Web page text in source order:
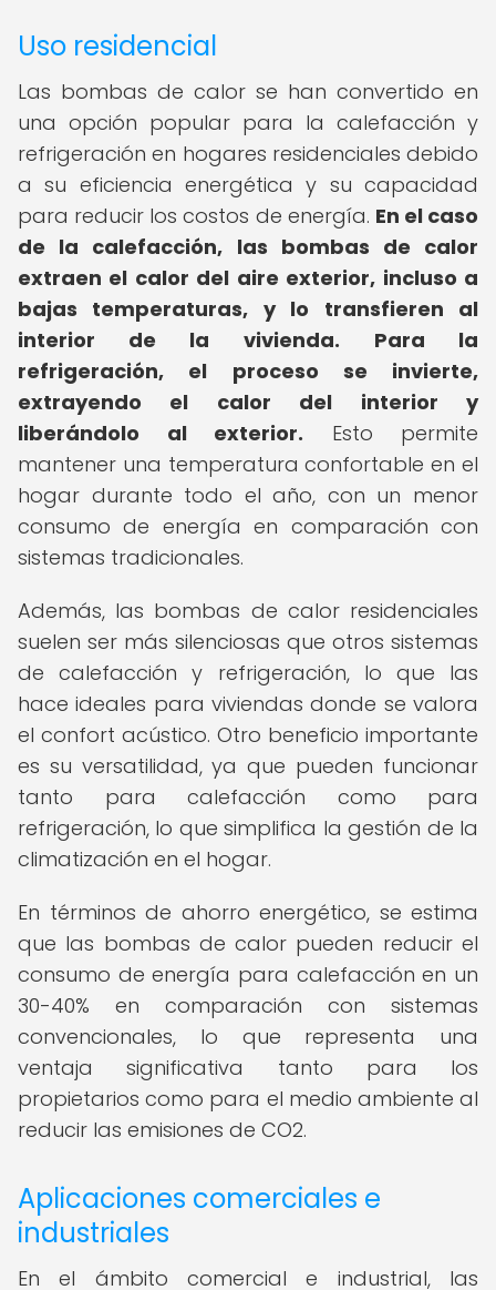
Uso residencial
Las bombas de calor se han convertido en
una opción popular para la calefacción y
refrigeración en hogares residenciales debido
a su eficiencia energética y su capacidad
para reducir los costos de energía. En el caso
de la calefacción, las bombas de calor
extraen el calor del aire exterior, incluso a
bajas temperaturas, y lo transfieren al
interior de la vivienda.
Para la
refrigeración, el proceso se invierte,
extrayendo el calor del interior y
liberándolo al exterior. Esto permite
mantener una temperatura confortable en el
hogar durante todo el año, con un menor
consumo de energía en comparación con
sistemas tradicionales.
Además, las bombas de calor residenciales
suelen ser más silenciosas que otros sistemas
de calefacción y refrigeración, lo que las
hace ideales para viviendas donde se valora
el confort acústico. Otro beneficio importante
es su versatilidad, ya que pueden funcionar
tanto para calefacción como para
refrigeración, lo que simplifica la gestión de la
climatización en el hogar.
En términos de ahorro energético, se estima
que las bombas de calor pueden reducir el
consumo de energía para calefacción en un
30-40% en comparación con sistemas
convencionales, lo que representa una
ventaja significativa tanto para los
propietarios como para el medio ambiente al
reducir las emisiones de CO2.
Aplicaciones comerciales e
industriales
En el ámbito comercial e industrial, las